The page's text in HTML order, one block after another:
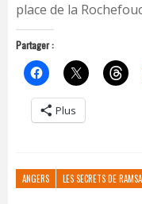
place de la
Partager :
Plus
ANGERS LES SECRETS DE